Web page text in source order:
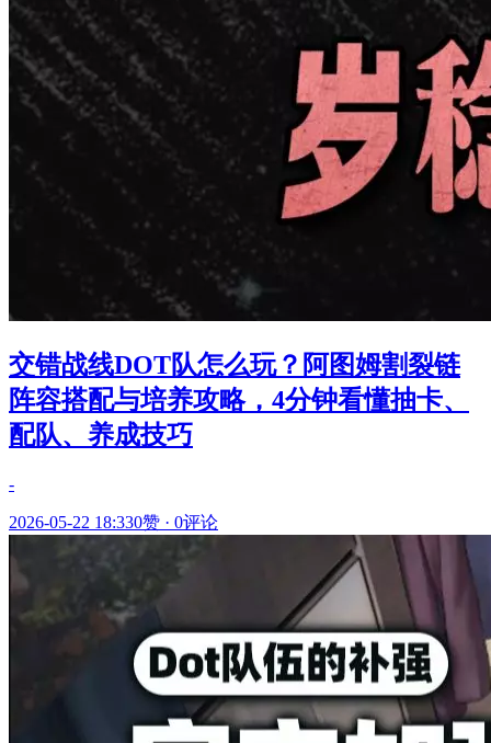
交错战线DOT队怎么玩？阿图姆割裂链
阵容搭配与培养攻略，4分钟看懂抽卡、
配队、养成技巧
-
2026-05-22 18:330赞 · 0评论